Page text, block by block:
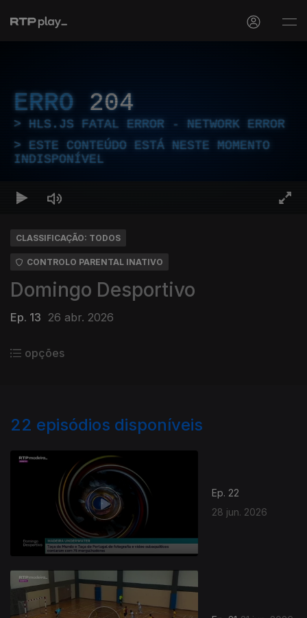
ERRO 204
HLS.JS FATAL ERROR - NETWORK ERROR
ESTE CONTEÚDO ESTÁ NESTE MOMENTO
INDISPONÍVEL
CLASSIFICAÇÃO: TODOS
CONTROLO PARENTAL INATIVO
Domingo Desportivo
Ep. 13 26 abr. 2026
opções
22 episódios disponíveis
Ep. 22
28 jun. 2026